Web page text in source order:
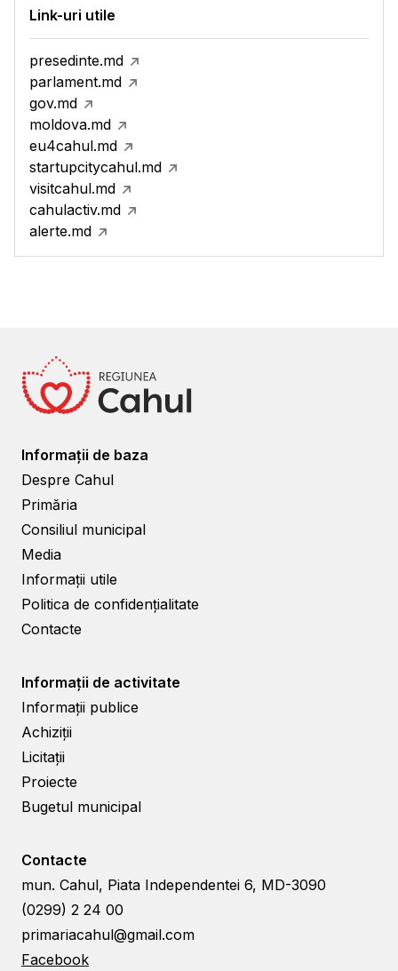
Link-uri utile
presedinte.md
parlament.md
gov.md
moldova.md
eu4cahul.md
startupcitycahul.md
visitcahul.md
cahulactiv.md
alerte.md
Informații de baza
Despre Cahul
Primăria
Consiliul municipal
Media
Informații utile
Politica de confidențialitate
Contacte
Informații de activitate
Informații publice
Achiziții
Licitații
Proiecte
Bugetul municipal
Contacte
mun. Cahul, Piata Independentei 6, MD-3090
(0299) 2 24 00
primariacahul@gmail.com
Facebook